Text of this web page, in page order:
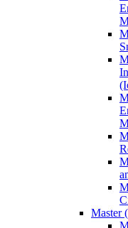
Master